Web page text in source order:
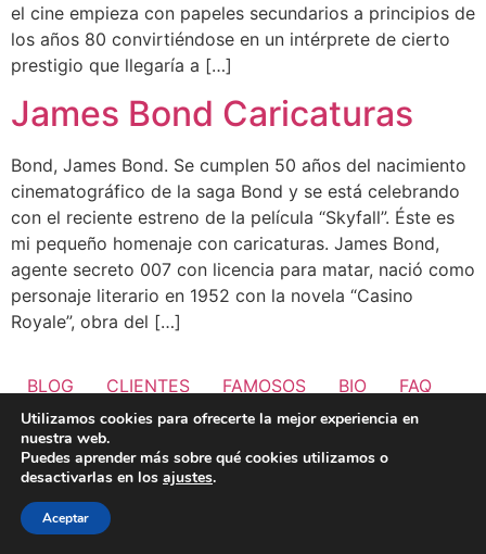
el cine empieza con papeles secundarios a principios de
los años 80 convirtiéndose en un intérprete de cierto
prestigio que llegaría a […]
James Bond Caricaturas
Bond, James Bond. Se cumplen 50 años del nacimiento
cinematográfico de la saga Bond y se está celebrando
con el reciente estreno de la película “Skyfall”. Éste es
mi pequeño homenaje con caricaturas. James Bond,
agente secreto 007 con licencia para matar, nació como
personaje literario en 1952 con la novela “Casino
Royale”, obra del […]
BLOG CLIENTES FAMOSOS BIO FAQ
Utilizamos cookies para ofrecerte la mejor experiencia en
nuestra web.
Puedes aprender más sobre qué cookies utilizamos o
desactivarlas en los ajustes.
Aceptar